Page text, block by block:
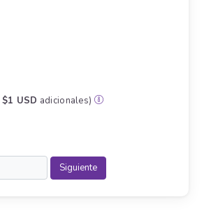
$1 USD adicionales)